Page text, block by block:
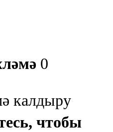
0
калдыру
чтобы